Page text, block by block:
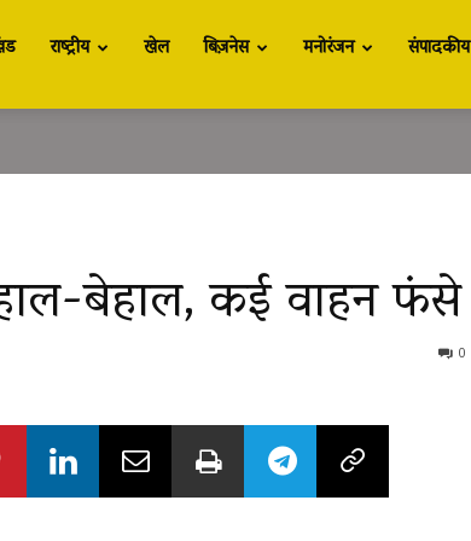
राष्ट्रीय खेल बिज़नेस मनोरंजन संपादकीय
बेहाल, कई वाहन फंसे
0